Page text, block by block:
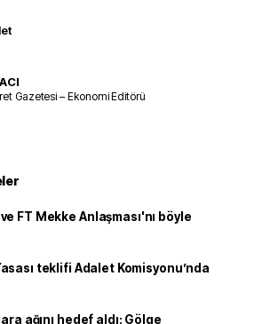
Gazetesi – Ekonomi Editörü
FT Mekke Anlaşması'nı böyle
teklifi Adalet Komisyonu’nda
ağını hedef aldı: Gölge